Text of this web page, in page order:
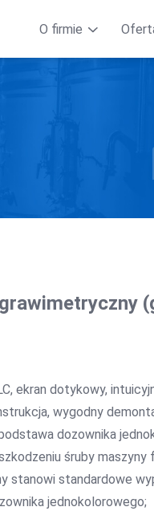
O firmie
ekran dotykowy,
wygodny
dozownika
śruby maszyny
stanowi standardowe
jednokolorowego;